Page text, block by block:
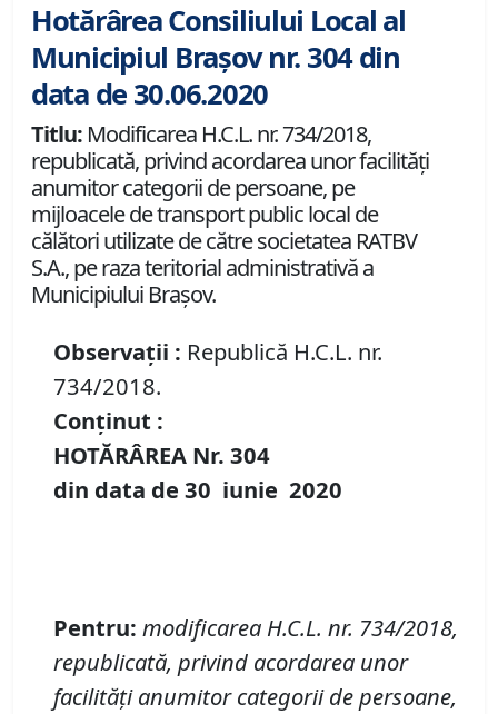
Hotărârea Consiliului Local al
Municipiul Brașov nr. 304 din
data de 30.06.2020
Titlu: Modificarea H.C.L. nr. 734/2018,
republicată, privind acordarea unor facilităţi
anumitor categorii de persoane, pe
mijloacele de transport public local de
călători utilizate de către societatea RATBV
S.A., pe raza teritorial administrativă a
Municipiului Braşov.
Observații : Republică H.C.L. nr.
734/2018.
Conținut :
HOTĂRÂREA Nr. 304
din data de 30 iunie 2020
Pentru: modificarea H.C.L. nr. 734/2018,
republicată, privind acordarea unor
facilităţi anumitorcategorii de persoane,